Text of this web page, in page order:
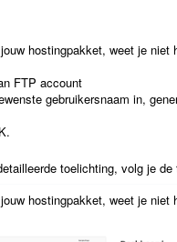
hostingpakket, weet je niet
FTP account
gebruikersnaam in,
toelichting, volg je
hostingpakket, weet je niet